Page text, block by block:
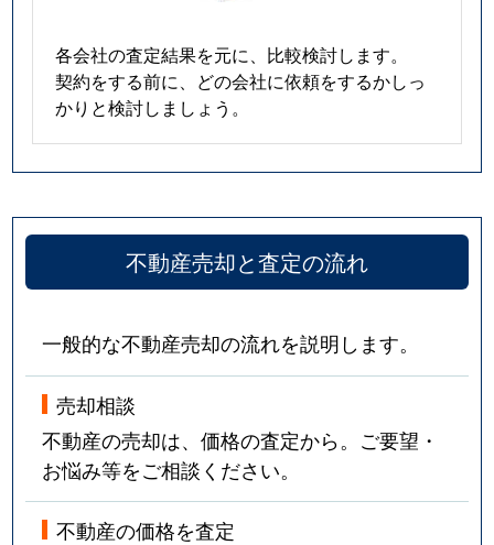
各会社の査定結果を元に、比較検討します。
契約をする前に、どの会社に依頼をするかしっ
かりと検討しましょう。
不動産売却と査定の流れ
一般的な不動産売却の流れを説明します。
売却相談
不動産の売却は、価格の査定から。ご要望・
お悩み等をご相談ください。
不動産の価格を査定